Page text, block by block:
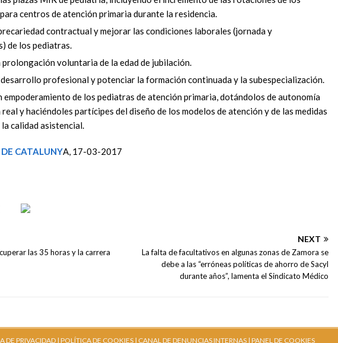
centros de atención primaria durante la residencia.
contractual y mejorar las condiciones laborales (jornada y
de los pediatras.
voluntaria de la edad de jubilación.
profesional y potenciar la formación continuada y la subespecialización.
empoderamiento de los pediatras de atención primaria, dotándolos de autonomía
y haciéndoles partícipes del diseño de los modelos de atención y de las medidas
calidad asistencial.
CATALUNYA, 17-03-2017
las 35 horas y la carrera
NEXT
La falta de facultativos en algunas zonas de Zamora se
debe a las “erróneas políticas de ahorro de Sacyl
durante años”, lamenta el Sindicato Médico
DE PRIVACIDAD |POLÍTICA DE COOKIES | CANAL DE DENUNCIAS INTERNAS | PANEL DE COOKIES